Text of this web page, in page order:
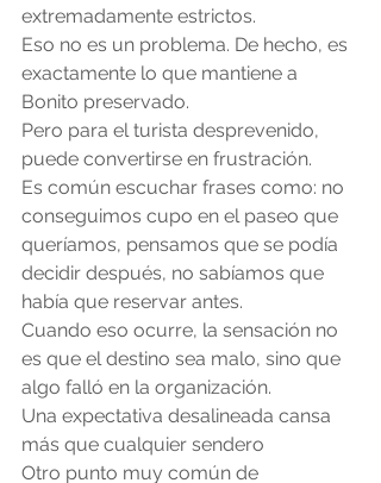
extremadamente estrictos.
Eso no es un problema. De hecho, es
exactamente lo que mantiene a
Bonito preservado.
Pero para el turista desprevenido,
puede convertirse en frustración.
Es común escuchar frases como: no
conseguimos cupo en el paseo que
queríamos, pensamos que se podía
decidir después, no sabíamos que
había que reservar antes.
Cuando eso ocurre, la sensación no
es que el destino sea malo, sino que
algo falló en la organización.
Una expectativa desalineada cansa
más que cualquier sendero
Otro punto muy común de